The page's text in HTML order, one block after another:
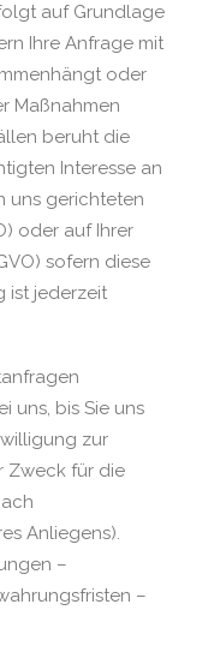
auf Grundlage
Ihre Anfrage mit
oder
Maßnahmen
beruht die
Interesse an
uns gerichteten
oder auf Ihrer
sofern diese
ist jederzeit
uns, bis Sie uns
zur
Zweck für die
Anliegens).
–
–